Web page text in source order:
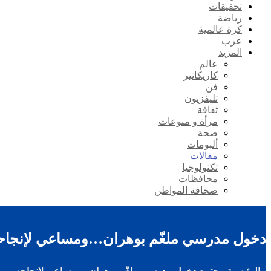
تحقيقات
رياضة
كرة عالمية
عرب
المزيد
عالم
كاريكاتير
فن
تليفزيون
ثقافة
مرأة و منوعات
صحة
ألبومات
مقالات
تكنولوجيا
محافظات
صحافة المواطن
دخول مدرسي ملغّم بوهران…ومساعي